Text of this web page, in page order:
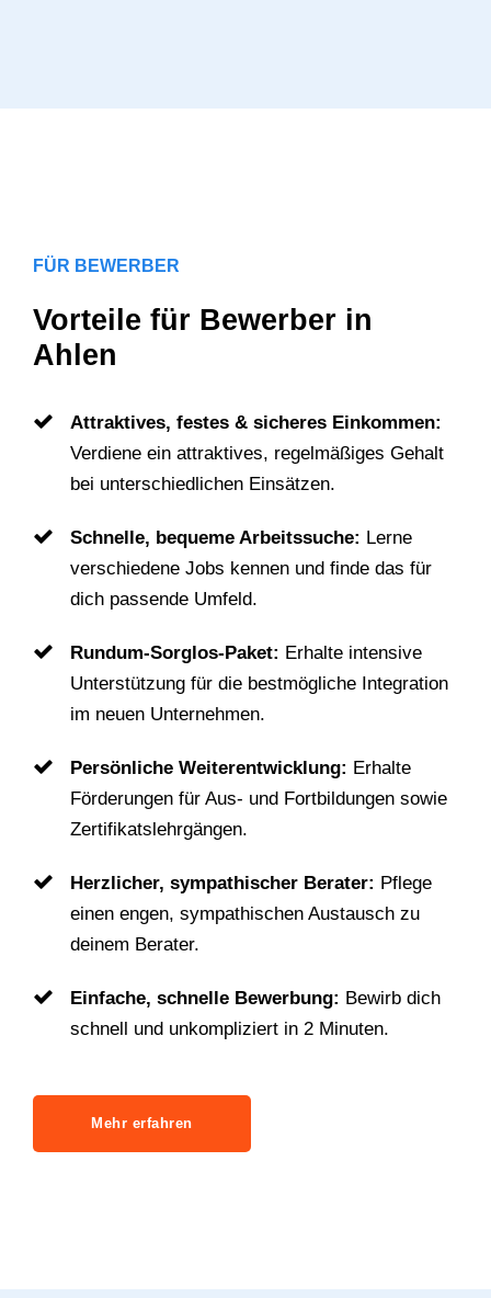
FÜR BEWERBER
Vorteile für Bewerber in
Ahlen
Attraktives, festes & sicheres Einkommen:
Verdiene ein attraktives, regelmäßiges Gehalt
bei unterschiedlichen Einsätzen.
Schnelle, bequeme Arbeitssuche: Lerne
verschiedene Jobs kennen und finde das für
dich passende Umfeld.
Rundum-Sorglos-Paket: Erhalte intensive
Unterstützung für die bestmögliche Integration
im neuen Unternehmen.
Persönliche Weiterentwicklung: Erhalte
Förderungen für Aus- und Fortbildungen sowie
Zertifikatslehrgängen.
Herzlicher, sympathischer Berater: Pflege
einen engen, sympathischen Austausch zu
deinem Berater.
Einfache, schnelle Bewerbung: Bewirb dich
schnell und unkompliziert in 2 Minuten.
Mehr erfahren